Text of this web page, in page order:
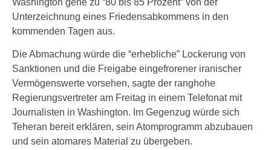
Washington gehe zu “80 bis 85 Prozent” von der
Unterzeichnung eines Friedensabkommens in den
kommenden Tagen aus.
Die Abmachung würde die “erhebliche” Lockerung von
Sanktionen und die Freigabe eingefrorener iranischer
Vermögenswerte vorsehen, sagte der ranghohe
Regierungsvertreter am Freitag in einem Telefonat mit
Journalisten in Washington. Im Gegenzug würde sich
Teheran bereit erklären, sein Atomprogramm abzubauen
und sein atomares Material zu übergeben.